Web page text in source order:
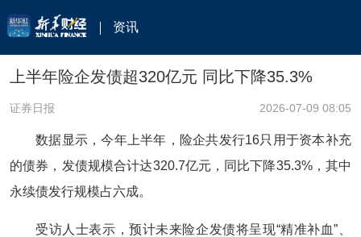
资讯
上半年险企发债超320亿元 同比下降35.3%
证券日报 2026-07-09 08:05
数据显示，今年上半年，险企共发行16只用于资本补充
的债券，发债规模合计达320.7亿元，同比下降35.3%，其中
永续债发行规模占六成。
受访人士表示，预计未来险企发债将呈现“精准补血”、